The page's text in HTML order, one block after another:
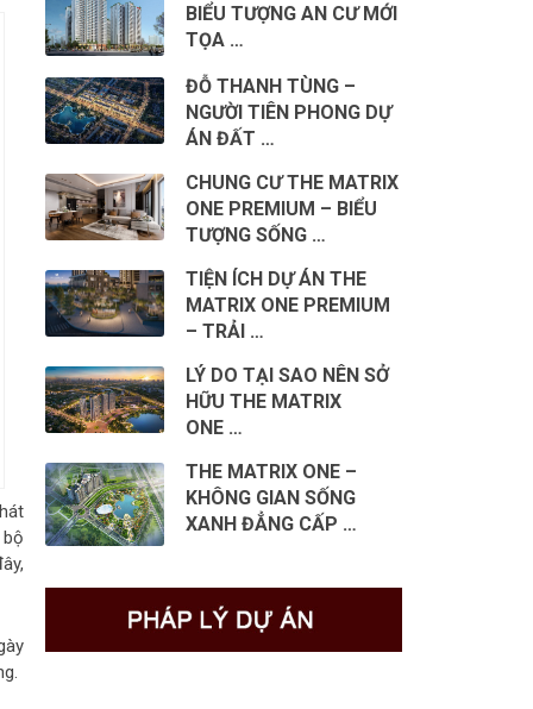
BIỂU TƯỢNG AN CƯ MỚI
TỌA …
ĐỖ THANH TÙNG –
NGƯỜI TIÊN PHONG DỰ
ÁN ĐẤT …
CHUNG CƯ THE MATRIX
ONE PREMIUM – BIỂU
TƯỢNG SỐNG …
TIỆN ÍCH DỰ ÁN THE
MATRIX ONE PREMIUM
– TRẢI …
LÝ DO TẠI SAO NÊN SỞ
HỮU THE MATRIX
ONE …
THE MATRIX ONE –
KHÔNG GIAN SỐNG
XANH ĐẲNG CẤP …